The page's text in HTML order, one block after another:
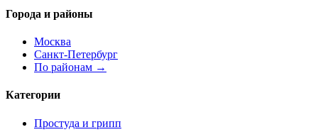
Города и районы
Москва
Санкт-Петербург
По районам →
Категории
Простуда и грипп